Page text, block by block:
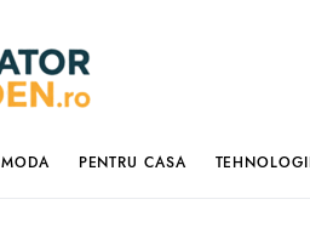
MODA PENTRU CASA